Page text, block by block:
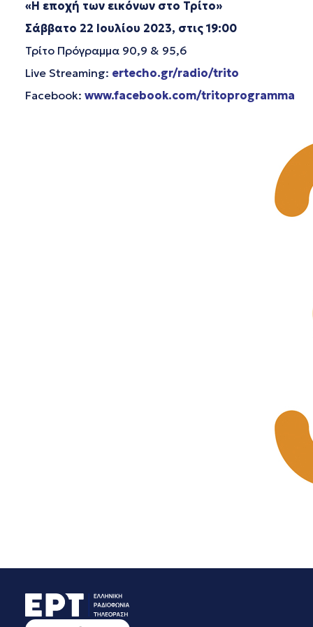
«Η εποχή των εικόνων στο Τρίτο»
Σάββατο 22 Ιουλίου 2023, στις 19:00
Τρίτο Πρόγραμμα 90,9 & 95,6
Live Streaming: ertecho.gr/radio/trito
Facebook: www.facebook.com/tritoprogramma